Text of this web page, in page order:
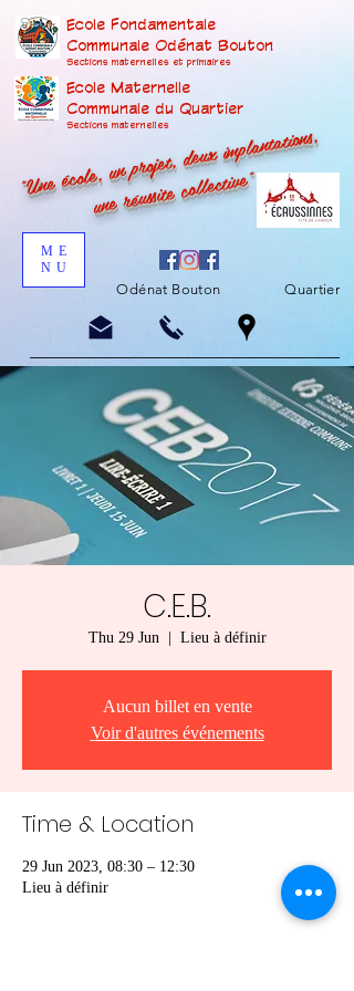
Ecole Fondamentale
Communale Odénat Bouton
Sections maternelles et primaires
Ecole Maternelle
Communale du Quartier
Sections maternelles
"Une école, un projet, deux implantations,
une réussite collective"
ME
NU
Odénat Bouton Quartier
C.E.B.
Thu 29 Jun
  |
Lieu à définir
Aucun billet en vente
Voir d'autres événements
Time & Location
29 Jun 2023, 08:30 – 12:30
Lieu à définir